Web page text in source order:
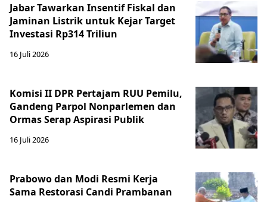
Jabar Tawarkan Insentif Fiskal dan
Jaminan Listrik untuk Kejar Target
Investasi Rp314 Triliun
16 Juli 2026
Komisi II DPR Pertajam RUU Pemilu,
Gandeng Parpol Nonparlemen dan
Ormas Serap Aspirasi Publik
16 Juli 2026
Prabowo dan Modi Resmi Kerja
Sama Restorasi Candi Prambanan